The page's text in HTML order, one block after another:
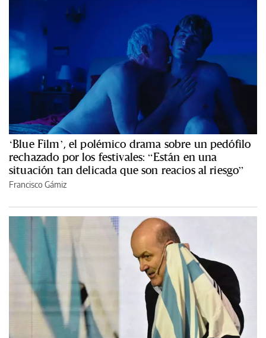
‘Blue Film’, el polémico drama sobre un pedófilo
rechazado por los festivales: “Están en una
situación tan delicada que son reacios al riesgo”
Francisco Gámiz